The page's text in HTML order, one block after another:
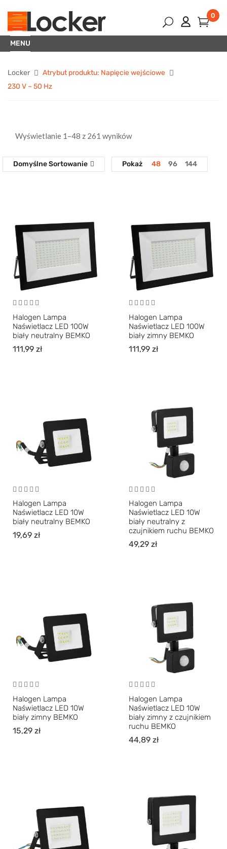
0
MENU
Locker
Atrybut produktu: Napięcie wejściowe
230 V – 50 Hz
Wyświetlanie 1–48 z 261 wyników
Domyślne Sortowanie Pokaż 48 96 144
Halogen Lampa
Naświetlacz LED 100W
biały neutralny BEMKO
111,99 zł
Halogen Lampa
Naświetlacz LED 100W
biały zimny BEMKO
111,99 zł
Halogen Lampa
Naświetlacz LED 10W
biały neutralny BEMKO
19,69 zł
Halogen Lampa
Naświetlacz LED 10W
biały neutralny z
czujnikiem ruchu BEMKO
49,29 zł
Halogen Lampa
Naświetlacz LED 10W
biały zimny BEMKO
15,29 zł
Halogen Lampa
Naświetlacz LED 10W
biały zimny z czujnikiem
ruchu BEMKO
44,89 zł